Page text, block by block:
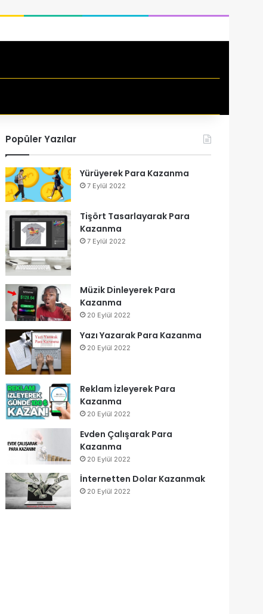
Popüler Yazılar
Yürüyerek Para Kazanma
7 Eylül 2022
Tişört Tasarlayarak Para
Kazanma
7 Eylül 2022
Müzik Dinleyerek Para
Kazanma
20 Eylül 2022
Yazı Yazarak Para Kazanma
20 Eylül 2022
Reklam İzleyerek Para
Kazanma
20 Eylül 2022
Evden Çalışarak Para
Kazanma
20 Eylül 2022
İnternetten Dolar Kazanmak
20 Eylül 2022